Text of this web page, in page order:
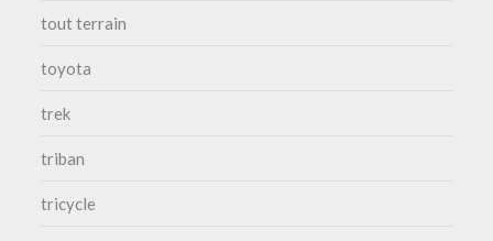
tout terrain
toyota
trek
triban
tricycle